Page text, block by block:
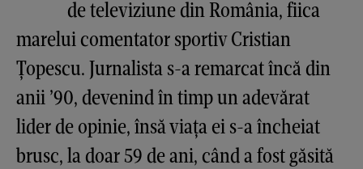
de televiziune din România, fiica
marelui comentator sportiv Cristian
Țopescu. Jurnalista s-a remarcat încă din
anii ’90, devenind în timp un adevărat
lider de opinie, însă viața ei s-a încheiat
brusc, la doar 59 de ani, când a fost găsită